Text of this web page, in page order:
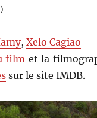
)
,Xelo Cagiao
film et la
sur le site IMDB.